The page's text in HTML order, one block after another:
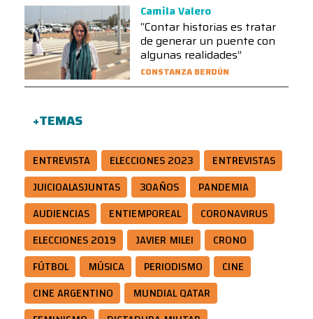
Camila Valero
“Contar historias es tratar
de generar un puente con
algunas realidades”
CONSTANZA BERDÚN
+TEMAS
ENTREVISTA ELECCIONES 2023
ENTREVISTAS
JUICIOALASJUNTAS
30AÑOS
PANDEMIA
AUDIENCIAS
ENTIEMPOREAL
CORONAVIRUS
ELECCIONES 2019
JAVIER MILEI
CRONO
FÚTBOL
MÚSICA PERIODISMO
CINE
CINE ARGENTINO
MUNDIAL QATAR